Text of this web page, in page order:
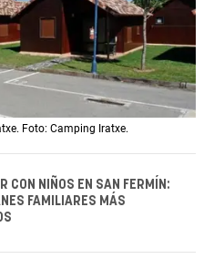
Foto: Camping Iratxe.
CON NIÑOS EN SAN FERMÍN:
FAMILIARES MÁS